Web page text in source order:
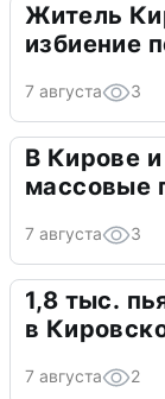
Житель
избиение
7 августа 3
В Кирове
массовые
7 августа 3
1,8 тыс.
в
7 августа 2